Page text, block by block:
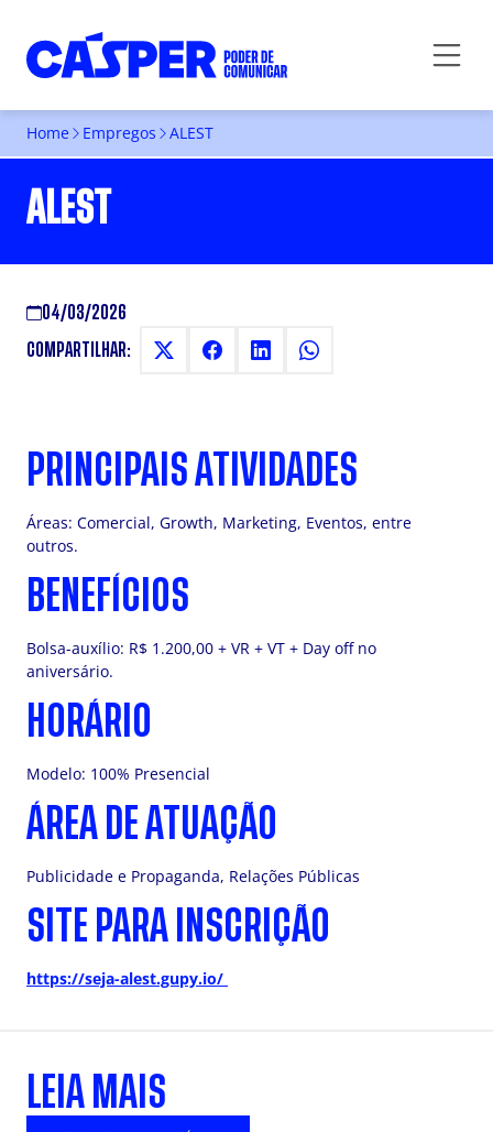
Home Empregos ALEST
ALEST
04/03/2026
COMPARTILHAR:
PRINCIPAIS ATIVIDADES
Áreas: Comercial, Growth, Marketing, Eventos, entre
outros.
BENEFÍCIOS
Bolsa-auxílio: R$ 1.200,00 + VR + VT + Day off no
aniversário.
HORÁRIO
Modelo: 100% Presencial
ÁREA DE ATUAÇÃO
Publicidade e Propaganda, Relações Públicas
SITE PARA INSCRIÇÃO
https://seja-alest.gupy.io/
LEIA MAIS